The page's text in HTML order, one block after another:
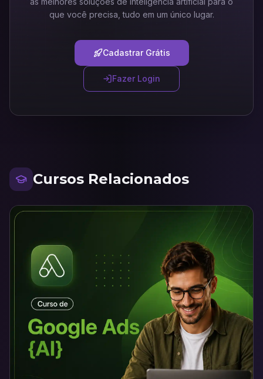
que você precisa, tudo em um único lugar.
Cadastrar Grátis
Fazer Login
Cursos Relacionados